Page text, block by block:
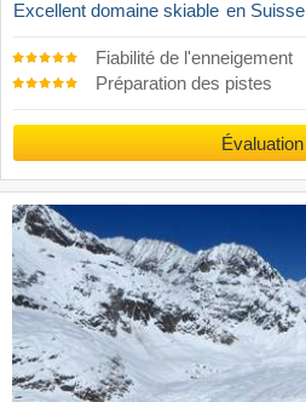
Excellent domaine skiable en Suisse
Fiabilité de l'enneigement
Préparation des pistes
Évaluation